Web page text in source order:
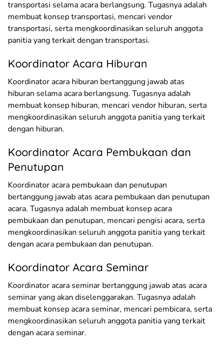
transportasi selama acara berlangsung. Tugasnya adalah
membuat konsep transportasi, mencari vendor
transportasi, serta mengkoordinasikan seluruh anggota
panitia yang terkait dengan transportasi.
Koordinator Acara Hiburan
Koordinator acara hiburan bertanggung jawab atas
hiburan selama acara berlangsung. Tugasnya adalah
membuat konsep hiburan, mencari vendor hiburan, serta
mengkoordinasikan seluruh anggota panitia yang terkait
dengan hiburan.
Koordinator Acara Pembukaan dan
Penutupan
Koordinator acara pembukaan dan penutupan
bertanggung jawab atas acara pembukaan dan penutupan
acara. Tugasnya adalah membuat konsep acara
pembukaan dan penutupan, mencari pengisi acara, serta
mengkoordinasikan seluruh anggota panitia yang terkait
dengan acara pembukaan dan penutupan.
Koordinator Acara Seminar
Koordinator acara seminar bertanggung jawab atas acara
seminar yang akan diselenggarakan. Tugasnya adalah
membuat konsep acara seminar, mencari pembicara, serta
mengkoordinasikan seluruh anggota panitia yang terkait
dengan acara seminar.